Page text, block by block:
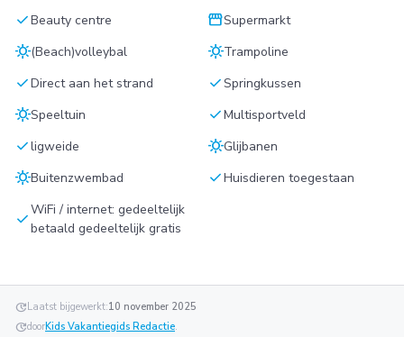
checkBeauty centre storefrontSupermarkt
sunny(Beach)volleybal sunnyTrampoline
checkDirect aan het strand checkSpringkussen
sunnySpeeltuin checkMultisportveld
checkligweide sunnyGlijbanen
sunnyBuitenzwembad checkHuisdieren toegestaan
checkWiFi / internet: gedeeltelijk
betaald gedeeltelijk gratis
updateLaatst bijgewerkt:10 november 2025
updatedoorKids Vakantiegids Redactie.